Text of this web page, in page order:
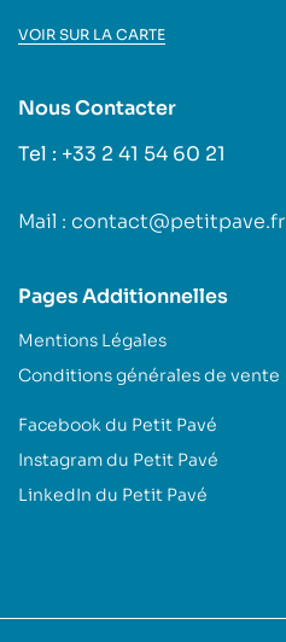
VOIR SUR LA CARTE
Nous Contacter
Tel : +33 2 41 54 60 21
Mail : contact@petitpave.fr
Pages Additionnelles
Mentions Légales
Conditions générales de vente
Facebook du Petit Pavé
Instagram du Petit Pavé
LinkedIn du Petit Pavé